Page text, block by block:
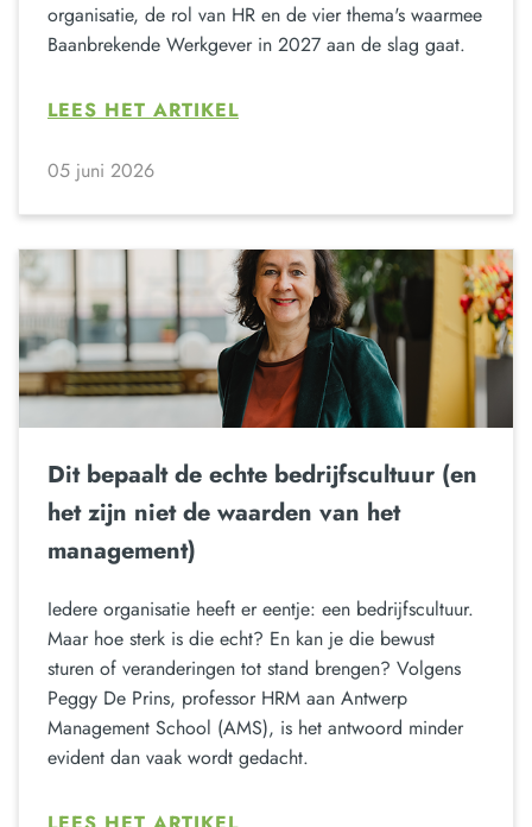
organisatie, de rol van HR en de vier thema's waarmee
Baanbrekende Werkgever in 2027 aan de slag gaat.
LEES HET ARTIKEL
05 juni 2026
Dit bepaalt de echte bedrijfscultuur (en
het zijn niet de waarden van het
management)
Iedere organisatie heeft er eentje: een bedrijfscultuur.
Maar hoe sterk is die echt? En kan je die bewust
sturen of veranderingen tot stand brengen? Volgens
Peggy De Prins, professor HRM aan Antwerp
Management School (AMS), is het antwoord minder
evident dan vaak wordt gedacht.